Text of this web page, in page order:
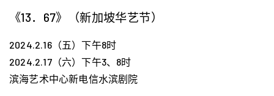
《13．67》（新加坡华艺节）
2024.2.16（五）下午8时
2024.2.17（六）下午3、8时
滨海艺术中心新电信水滨剧院